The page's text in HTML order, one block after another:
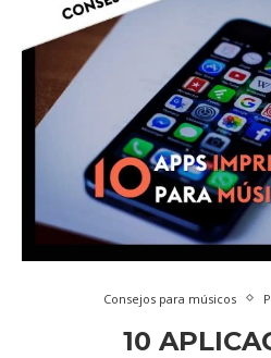
Consejos para músicos
10